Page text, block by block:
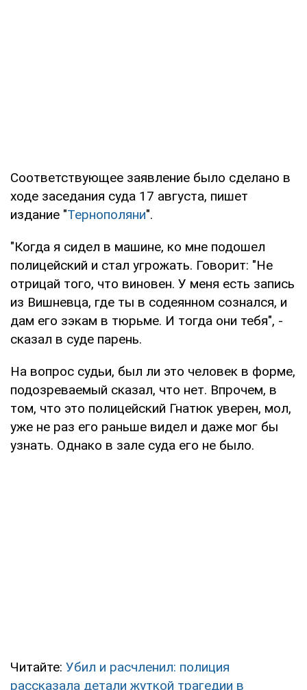
Соответствующее заявление было сделано в
ходе заседания суда 17 августа, пишет
издание "Тернополяни".
"Когда я сидел в машине, ко мне подошел
полицейский и стал угрожать. Говорит: "Не
отрицай того, что виновен. У меня есть запись
из Вишневца, где ты в содеянном сознался, и
дам его зэкам в тюрьме. И тогда они тебя", -
сказал в суде парень.
На вопрос судьи, был ли это человек в форме,
подозреваемый сказал, что нет. Впрочем, в
том, что это полицейский Гнатюк уверен, мол,
уже не раз его раньше видел и даже мог бы
узнать. Однако в зале суда его не было.
Читайте: Убил и расчленил: полиция
рассказала детали жуткой трагедии в